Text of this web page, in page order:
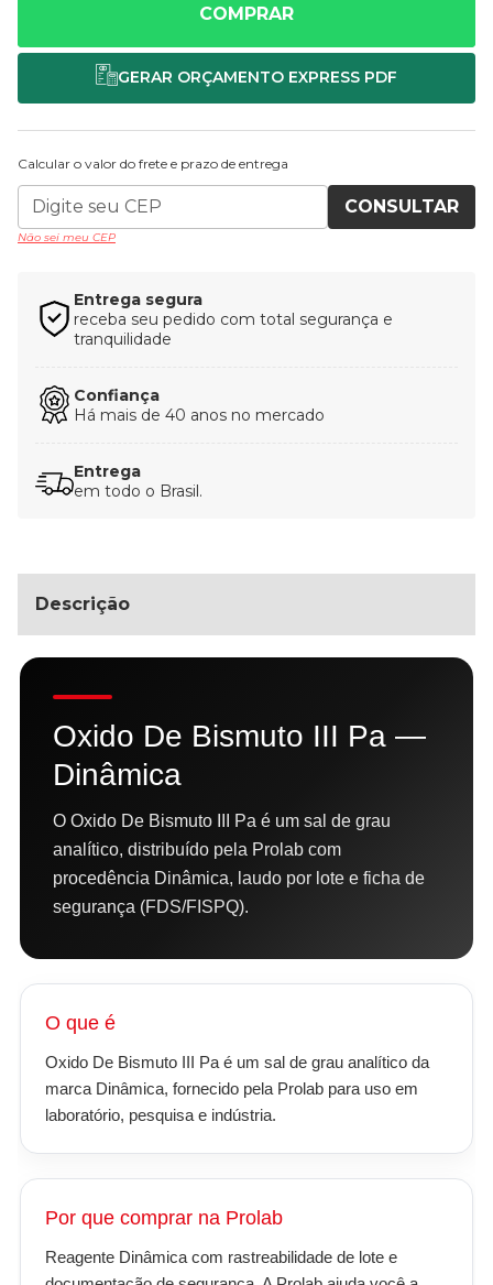
COMPRAR
Calcular o valor do frete e prazo de entrega
CONSULTAR
Não sei meu CEP
Entrega segura
receba seu pedido com total segurança e
tranquilidade
Confiança
Há mais de 40 anos no mercado
Entrega
em todo o Brasil.
Descrição
Oxido De Bismuto III Pa —
Dinâmica
O Oxido De Bismuto III Pa é um sal de grau
analítico, distribuído pela Prolab com
procedência Dinâmica, laudo por lote e ficha de
segurança (FDS/FISPQ).
O que é
Oxido De Bismuto III Pa é um sal de grau analítico da
marca Dinâmica, fornecido pela Prolab para uso em
laboratório, pesquisa e indústria.
Por que comprar na Prolab
Reagente Dinâmica com rastreabilidade de lote e